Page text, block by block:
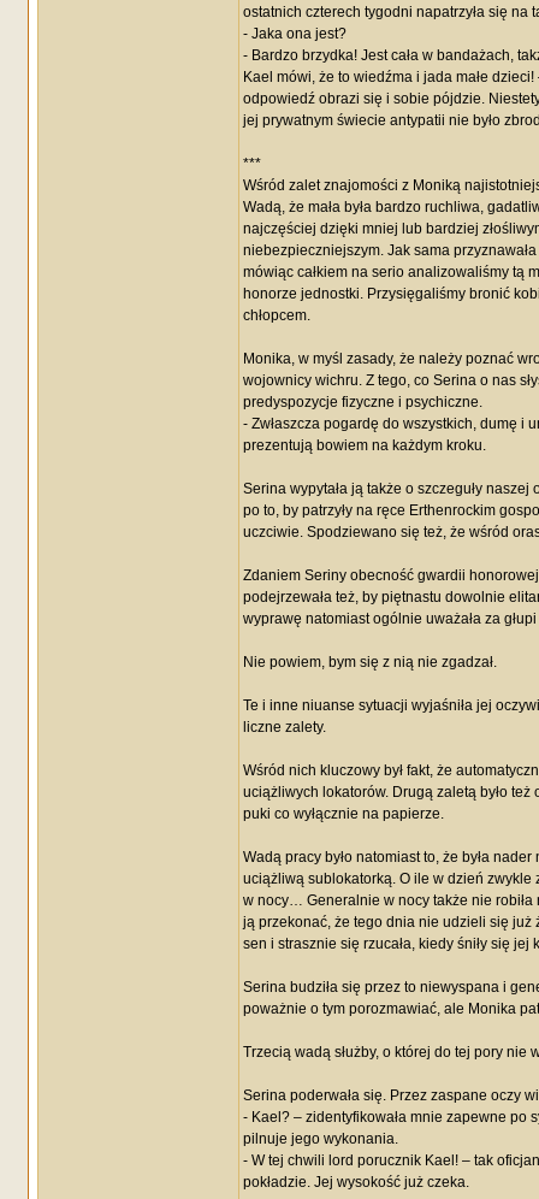
ostatnich czterech tygodni napatrzyła się na
- Jaka ona jest?
- Bardzo brzydka! Jest cała w bandażach,
Kael mówi, że to wiedźma i jada małe
odpowiedź obrazi się i sobie pójdzie.
jej prywatnym świecie antypatii nie było
***
Wśród zalet znajomości z Moniką
Wadą, że mała była bardzo ruchliwa,
najczęściej dzięki mniej lub bardziej
niebezpieczniejszym. Jak sama
mówiąc całkiem na serio analizowaliśmy tą
honorze jednostki. Przysięgaliśmy bronić
chłopcem.
Monika, w myśl zasady, że należy poznać
wojownicy wichru. Z tego, co Serina o nas
predyspozycje fizyczne i psychiczne.
- Zwłaszcza pogardę do wszystkich, dumę i
prezentują bowiem na każdym kroku.
Serina wypytała ją także o szczeguły
po to, by patrzyły na ręce Erthenrockim
uczciwie. Spodziewano się też, że wśród
Zdaniem Seriny obecność gwardii honorowej
podejrzewała też, by piętnastu dowolnie
wyprawę natomiast ogólnie uważała za głupi
Nie powiem, bym się z nią nie zgadzał.
Te i inne niuanse sytuacji wyjaśniła jej
liczne zalety.
Wśród nich kluczowy był fakt, że
uciążliwych lokatorów. Drugą zaletą było
puki co wyłącznie na papierze.
Wadą pracy było natomiast to, że była
uciążliwą sublokatorką. O ile w dzień zwykle
w nocy… Generalnie w nocy także nie robiła
ją przekonać, że tego dnia nie udzieli się już
sen i strasznie się rzucała, kiedy śniły się
Serina budziła się przez to niewyspana i
poważnie o tym porozmawiać, ale Monika
Trzecią wadą służby, o której do tej pory nie
Serina poderwała się. Przez zaspane oczy
- Kael? – zidentyfikowała mnie zapewne po
pilnuje jego wykonania.
- W tej chwili lord porucznik Kael! – tak
pokładzie. Jej wysokość już czeka.